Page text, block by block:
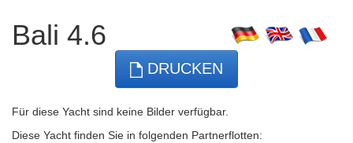
Bali 4.6
DRUCKEN
Für diese Yacht sind keine Bilder verfügbar.
Diese Yacht finden Sie in folgenden Partnerflotten: